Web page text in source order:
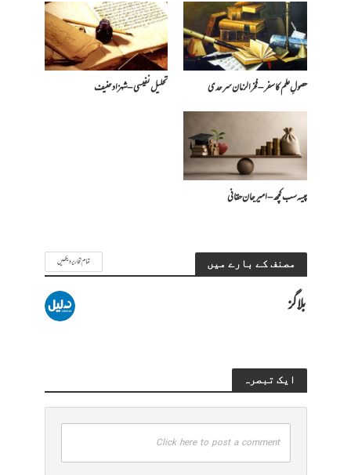
حصولِ علم کا سفر – فخرالزمان سرحدی تحلیل نفیسی – شہزاد حنیف
پیسہ سب کچھ – امیرجان حقانی
مصنف کے بارے میں تمام تحاریر دیکھیں
بلاگز
ایک تبصرہ
Click here to post a comment